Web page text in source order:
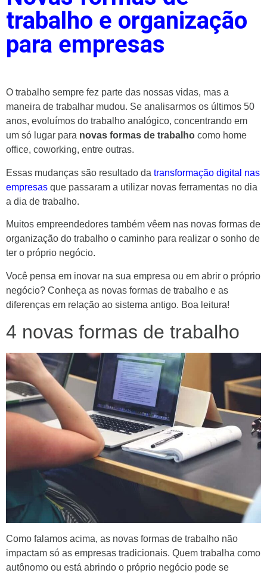
trabalho e organização
para empresas
O trabalho sempre fez parte das nossas vidas, mas a
maneira de trabalhar mudou. Se analisarmos os últimos 50
anos, evoluímos do trabalho analógico, concentrando em
um só lugar para novas formas de trabalho como home
office, coworking, entre outras.
Essas mudanças são resultado da transformação digital nas
empresas que passaram a utilizar novas ferramentas no dia
a dia de trabalho.
Muitos empreendedores também vêem nas novas formas de
organização do trabalho o caminho para realizar o sonho de
ter o próprio negócio.
Você pensa em inovar na sua empresa ou em abrir o próprio
negócio? Conheça as novas formas de trabalho e as
diferenças em relação ao sistema antigo. Boa leitura!
4 novas formas de trabalho
Como falamos acima, as novas formas de trabalho não
impactam só as empresas tradicionais. Quem trabalha como
autônomo ou está abrindo o próprio negócio pode se